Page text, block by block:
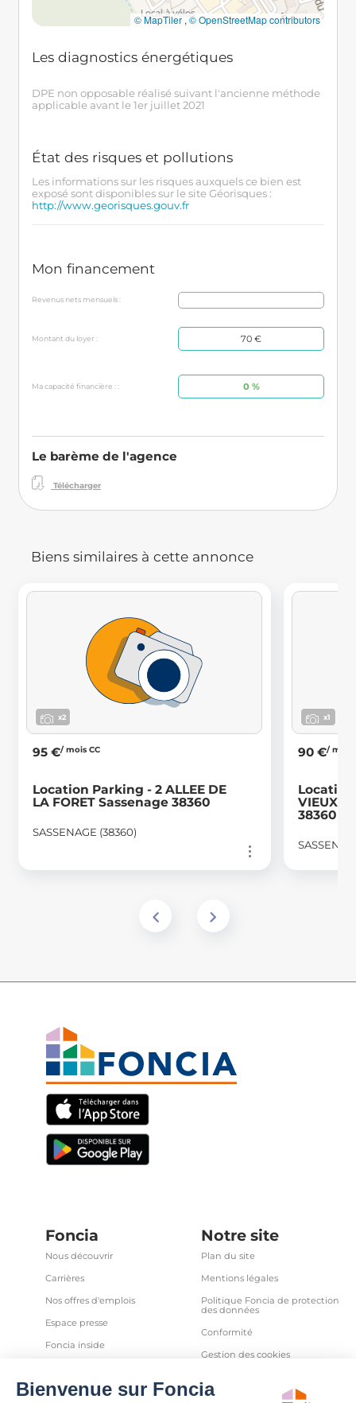
© MapTiler ,© OpenStreetMap contributors
Les diagnostics énergétiques
DPE non opposable réalisé suivant l'ancienne méthode
applicable avant le 1er juillet 2021
État des risques et pollutions
Les informations sur les risques auxquels ce bien est
exposé sont disponibles sur le site Géorisques :
http://www.georisques.gouv.fr
Mon financement
Revenus nets mensuels :
Montant du loyer : 70 €
Ma capacité financière : : 0 %
Le barème de l'agence
Télécharger
Biens similaires à cette annonce
x2
95 €/ mois CC
Location Parking - 2 ALLEE DE
LA FORET Sassenage 38360
SASSENAGE (38360)
x1
90 €/ mois
Location
VIEUX
38360
Foncia
Nous découvrir
Carrières
Nos offres d'emplois
Espace presse
Foncia inside
Partenaires
Notre site
Plan du site
Mentions légales
Politique Foncia de protection
des données
Conformité
Gestion des cookies
et autres traceurs